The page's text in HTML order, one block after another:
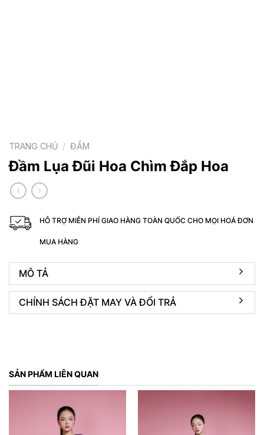
TRANG CHỦ / ĐẦM
Đầm Lụa Đũi Hoa Chìm Đắp Hoa
HỖ TRỢ MIỄN PHÍ GIAO HÀNG TOÀN QUỐC CHO MỌI HOÁ ĐƠN
MUA HÀNG
MÔ TẢ
CHÍNH SÁCH ĐẶT MAY VÀ ĐỔI TRẢ
SẢN PHẨM LIÊN QUAN